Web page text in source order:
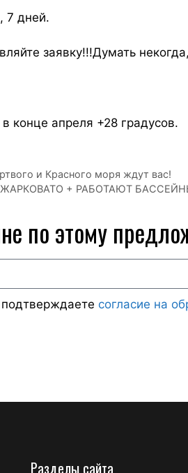
7 дней.
заявку!!!Думать
конце апреля +28 градусов.
и Красного моря ждут вас!
+ РАБОТАЮТ
по этому
согласие на
Разделы сайта